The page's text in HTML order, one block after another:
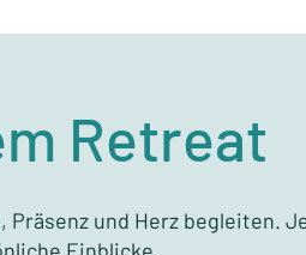
Retreat
und Herz begleiten.